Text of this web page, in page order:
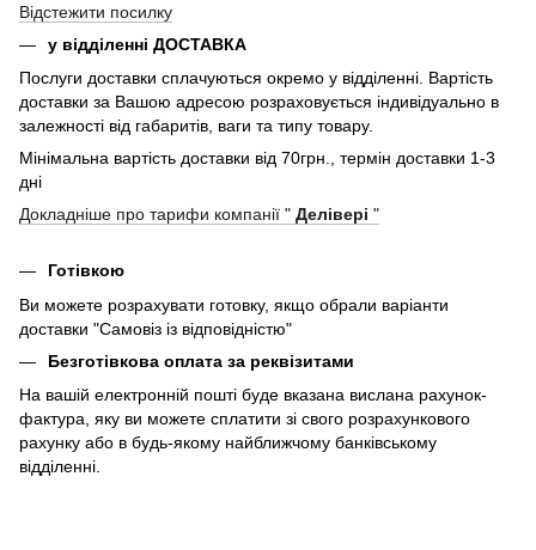
Відстежити посилку
у відділенні ДОСТАВКА
Послуги доставки сплачуються окремо у відділенні. Вартість
доставки за Вашою адресою розраховується індивідуально в
залежності від габаритів, ваги та типу товару.
Мінімальна вартість доставки від 70грн., термін доставки 1-3
дні
Докладніше про тарифи компанії " Делівері "
Готівкою
Ви можете розрахувати готовку, якщо обрали варіанти
доставки "Самовіз із відповідністю"
Безготівкова оплата за реквізитами
На вашій електронній пошті буде вказана вислана рахунок-
фактура, яку ви можете сплатити зі свого розрахункового
рахунку або в будь-якому найближчому банківському
відділенні.